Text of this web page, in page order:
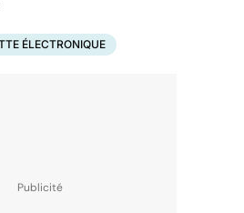
ÉLECTRONIQUE